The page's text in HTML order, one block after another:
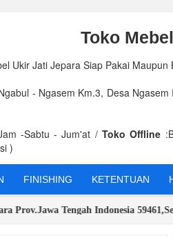
Toko
Ukir Jati Jepara Siap Pakai Maupun
- Ngasem Km.3, Desa
-Sabtu - Jum'at /Toko Offline
)
FINISHING KETENTUAN
Tengah Indonesia